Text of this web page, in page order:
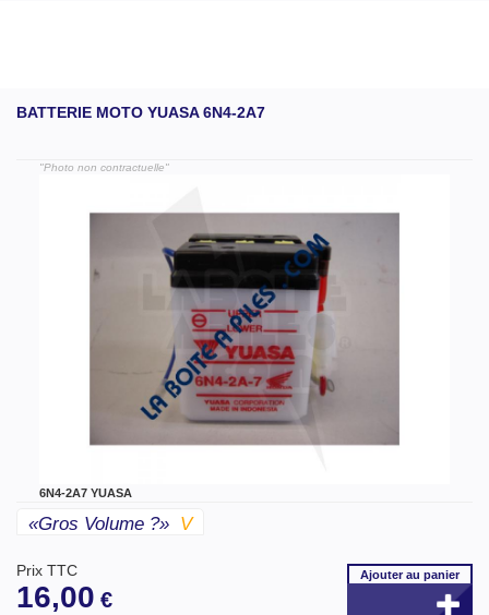
BATTERIE MOTO YUASA 6N4-2A7
"Photo non contractuelle"
6N4-2A7 YUASA
«gros Volume ?» V
Prix TTC
16,00 €
Ajouterau panier